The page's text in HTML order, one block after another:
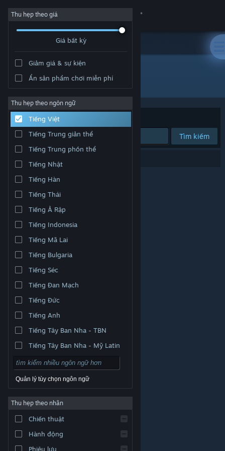
Đăng nhập
Cộng đồng
Thông tin
Hỗ trợ
Thay đổi ngôn ngữ
Cài ứng dụng Steam di động
Xem web cho desktop
thương hiệu là tài sản của chủ sở hữu tương ứng tại
Pháp lý
Hỗ trợ tiếp cận
ký Steam
|Hoàn tiền|
Thu hẹp theo giá
Giá bất kỳ
Giảm giá & sự kiện
Ẩn sản phẩm chơi miễn phí
Thu hẹp theo ngôn ngữ
Tiếng Việt
Tiếng Trung giản thể
Tiếng Trung phồn thể
Tiếng Nhật
Tiếng Hàn
Tiếng Thái
Tiếng Ả Rập
Tiếng Indonesia
Tiếng Mã Lai
Tiếng Bulgaria
Tiếng Séc
Tiếng Đan Mạch
Tiếng Đức
Tiếng Anh
Tiếng Tây Ban Nha - TBN
Tiếng Tây Ban Nha - Mỹ Latin
Quản lý tùy chọn ngôn ngữ
Thu hẹp theo nhãn
Chiến thuật
Hành động
Phiêu lưu
Nhà phát triển: KadragonGames
Xếp theo Độ liên quan
Tìm kiếm